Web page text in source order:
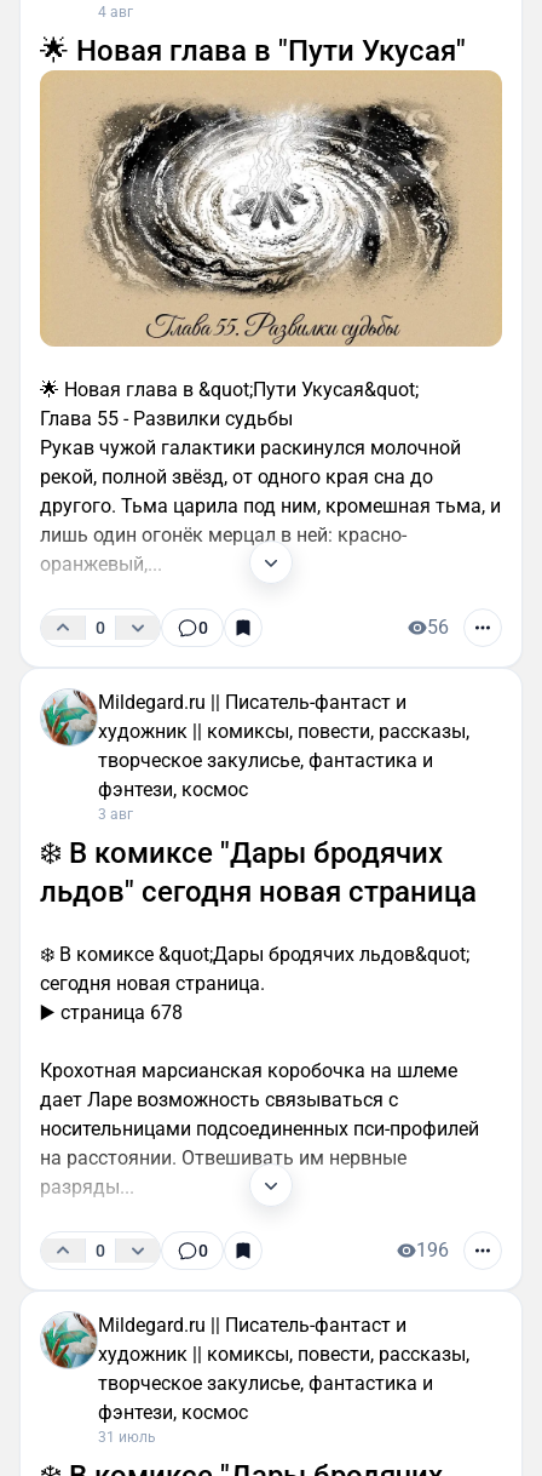
4 авг
🌟 Новая глава в "Пути Укусая"
🌟 Новая глава в &quot;Пути Укусая&quot;
Глава 55 - Развилки судьбы
Рукав чужой галактики раскинулся молочной
рекой, полной звёзд, от одного края сна до
другого. Тьма царила под ним, кромешная тьма, и
лишь один огонёк мерцал в ней: красно-
оранжевый,...
0 0 56
Mildegard.ru || Писатель-фантаст и
художник || комиксы, повести, рассказы,
творческое закулисье, фантастика и
фэнтези, космос
3 авг
❄️ В комиксе "Дары бродячих
льдов" сегодня новая страница
❄️ В комиксе &quot;Дары бродячих льдов&quot;
сегодня новая страница.
▶️ страница 678
Крохотная марсианская коробочка на шлеме
дает Ларе возможность связываться с
носительницами подсоединенных пси-профилей
на расстоянии. Отвешивать им нервные
разряды...
0 0 196
Mildegard.ru || Писатель-фантаст и
художник || комиксы, повести, рассказы,
творческое закулисье, фантастика и
фэнтези, космос
31 июль